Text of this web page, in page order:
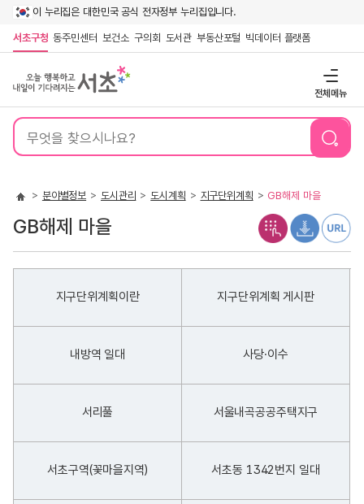
이 누리집은 대한민국 공식 전자정부 누리집입니다.
서초구청 동주민센터 보건소 구의회 도서관 부동산포털 빅데이터 플랫폼
전체메뉴
통
검
분야별정보 도시관리 도시계획 지구단위계획 GB해제 마을
GB해제 마을
지구단위계획이란 지구단위계획 게시판
내방역 일대 사당·이수
서리풀 서울내곡공공주택지구
서초구역(꽃마을지역) 서초동 1342번지 일대